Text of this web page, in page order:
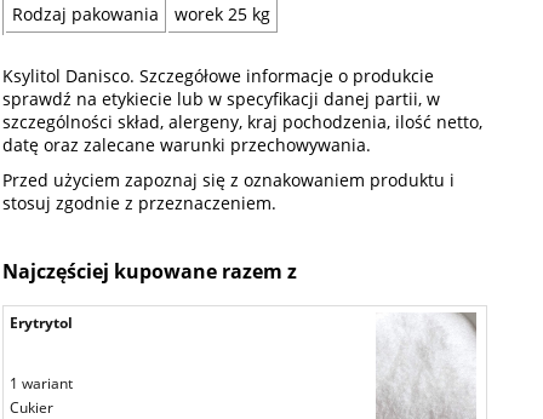
Rodzaj pakowania
worek 25 kg
Ksylitol Danisco. Szczegółowe informacje o produkcie
sprawdź na etykiecie lub w specyfikacji danej partii, w
szczególności skład, alergeny, kraj pochodzenia, ilość netto,
datę oraz zalecane warunki przechowywania.
Przed użyciem zapoznaj się z oznakowaniem produktu i
stosuj zgodnie z przeznaczeniem.
Najczęściej kupowane razem z
Erytrytol
1 wariant
Cukier